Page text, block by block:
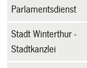
Parlamentsdienst
Stadt Winterthur -
Stadtkanzlei